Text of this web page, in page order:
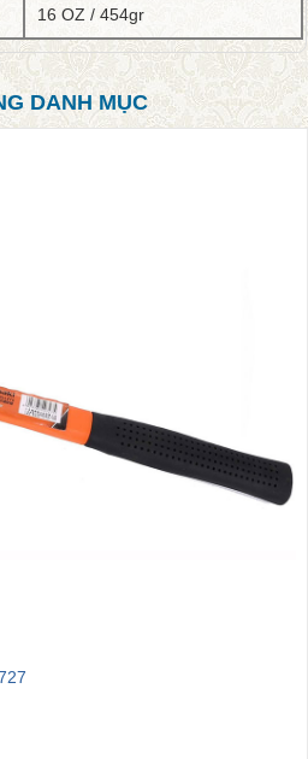
16 OZ / 454gr
DANH MỤC